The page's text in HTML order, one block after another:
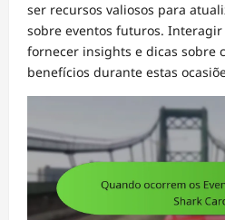
ser recursos valiosos para
sobre eventos futuros.
fornecer insights e dicas sobre
benefícios durante estas